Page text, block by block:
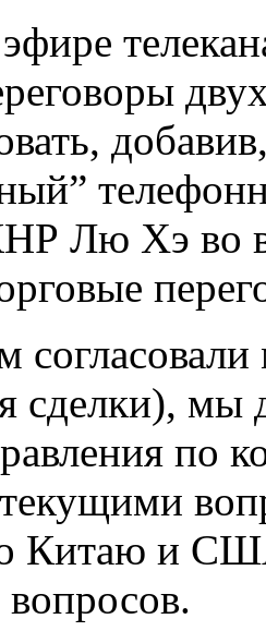
Лю Хэ во
сделки), мы
по
текущими
Китаю и